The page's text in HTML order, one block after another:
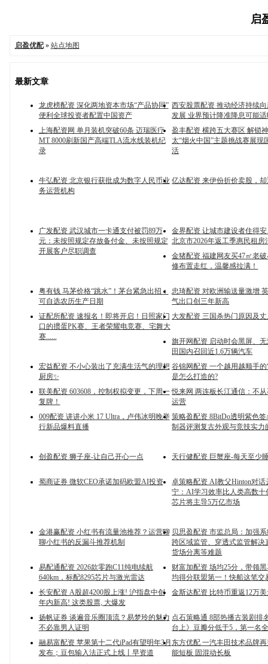
启
启盈优配» 站点地图
最新文章
龙虎榜配资 深化两地资本市场“产品协同”
便利全球投资者配置中国资产
西安股票配资 推动经济持续
发展 业界预计降准降息可能
上海配资网 单月装机突破60条 迈瑞医疗
MT 8000刷新国产高端TLA流水线装机纪
录
盈丰配资 横跨五大赛区 解锁
太“烟火中国”主题挑战赛展现
活
牛弘配资 北京银行获批成为数字人民币业
务运营机构
亿达配资 来伊份折价卖股，
广发配资 武汉城市一卡通支付被罚89万
元：未按照规定存放备付金、未按照规定
开展客户尽职调查
金界配资 让城市建设者住得
北京市2026年返工季惠民租房
金猪配资 福建网友买47㎡老
修布置走红，温馨感拉满！
粤有钱 马茅价格“跳水”！茅台紧急出招：
可自选农历生产日期
忠琦配资 对欧洲输送量激增
气出口创三年新高
证配所配资 速报名！即将开启！日照家门
口的掼蛋PK赛、王者荣耀电竞赛、宅舞大
赛......
大发配资 三国杀热门原因及
旗开网配资 启动时会黑屏、
田国内召回近1.6万辆汽车
宏益配资 不小心装出了充满生活气的理想
厨房✨
谷锦网配资 一个越用越顺手的
是怎么打造的?
联美配资 603608，控制权拟变更，下周一
复牌！
悦来网 两连板长江通信：不
运营
009配资 讲讲小米 17 Ultra，卢伟冰明晚举
行新品爆料直播
策略盈配资 8BitDo透明紫色
制器评测复古外观与竞技实力
创盈配资 狮子座-让自己开心一点 天行健配资 巨蟹座-每天至少
蜀商证券 微软CEO承诺加码欧盟AI投资
卓策略配资 AI教父Hinton对话
宁：AI学习效率比人类高数十
芯片将主导5万亿市场
金港赢配资 小红书有流量池推荐？运营聊
聊小红书的反漏斗推荐机制
贝思盈配资 市监总局：加强
跨区域监管、穿透式监管解决
货场分离等难题
易配通配资 2026款零跑C11纯电续航
640km，标配8295芯片与激光雷达
财富加配资 场均25分，带领
均得分联盟第一！快船这笔交
长安配资 A股超4200股上涨! 沪指盘中创
年内新高! 这类股票, 大爆发
金斯达配资 比特币重返12万
扬帆证券 谈遍音乐圈顶流？易梦玲的魅力
不必靠男人证明
点石策略通 8部热播古装剧排
台上》豆瓣分低于5，第一名
融易富配资 苹果第十二代iPad有望明年3月
发布；豆包输入法正式上线丨早资道
东方优配 一汽丰田技术品牌
能短板 固混动长板